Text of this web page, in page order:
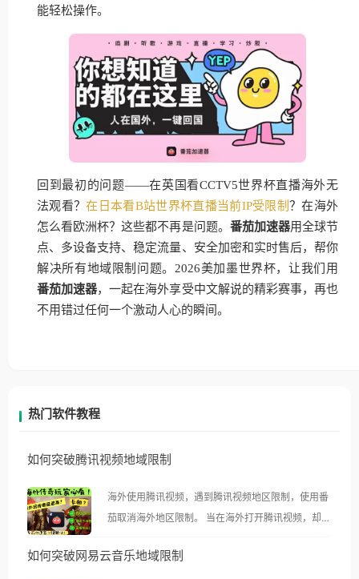
能轻松操作。
回到最初的问题——在英国看CCTV5世界杯直播海外无
法观看？在日本看B站世界杯直播当前IP受限制？在海外
怎么看欧洲杯？这些都不再是问题。 番茄加速器用全球节
点、多设备支持、稳定流量、安全加密和实时售后，帮你
解决所有地域限制问题。2026美加墨世界杯，让我们用
番茄加速器，一起在海外享受中文解说的精彩赛事，再也
不用错过任何一个激动人心的瞬间。
热门软件教程
如何突破腾讯视频地域限制
海外使用腾讯视频，遇到腾讯视频地区限制，使用番
茄取消海外地区限制。 当在海外打开腾讯视频，却突
示语。 海外用户如香港、澳门、台湾、美国、加拿
如何突破网易云音乐地域限制